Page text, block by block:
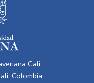
Cali
Colombia